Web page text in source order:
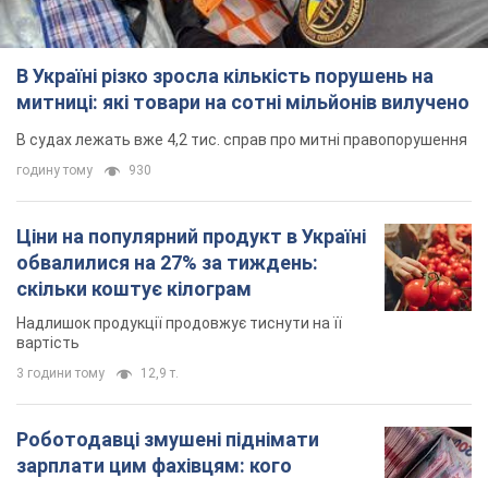
В Україні різко зросла кількість порушень на
митниці: які товари на сотні мільйонів вилучено
В судах лежать вже 4,2 тис. справ про митні правопорушення
годину тому 930
Ціни на популярний продукт в Україні
обвалилися на 27% за тиждень:
скільки коштує кілограм
Надлишок продукції продовжує тиснути на її
вартість
3 години тому 12,9 т.
Роботодавці змушені піднімати
зарплати цим фахівцям: кого